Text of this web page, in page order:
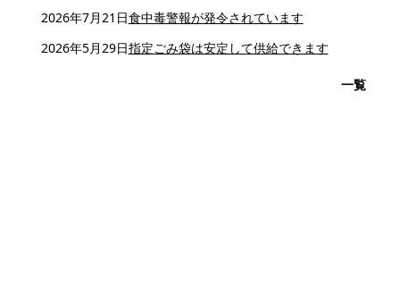
2026年7月21日食中毒警報が発令されています
2026年5月29日指定ごみ袋は安定して供給できます
一覧